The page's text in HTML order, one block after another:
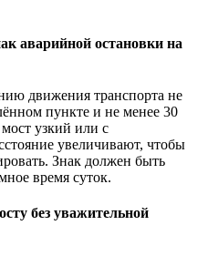
аварийной остановки на
движения транспорта не
пункте и не менее 30
узкий или с
увеличивают, чтобы
Знак должен быть
время суток.
без уважительной